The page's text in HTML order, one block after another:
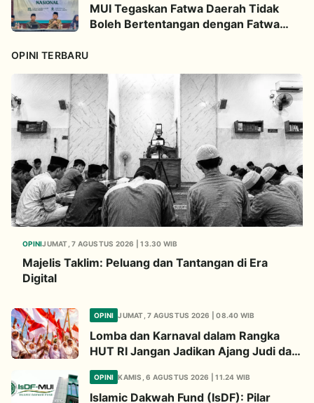
MUI Tegaskan Fatwa Daerah Tidak
Boleh Bertentangan dengan Fatwa
OPINI TERBARU
OPINIJUMAT, 7 AGUSTUS 2026 | 13.30 WIB
Majelis Taklim: Peluang dan Tantangan di Era
Digital
OPINI JUMAT, 7 AGUSTUS 2026 | 08.40 WIB
Lomba dan Karnaval dalam Rangka
HUT RI Jangan Jadikan Ajang Judi dan
Kampanye LGBT
OPINI KAMIS, 6 AGUSTUS 2026 | 11.24 WIB
Islamic Dakwah Fund (IsDF): Pilar